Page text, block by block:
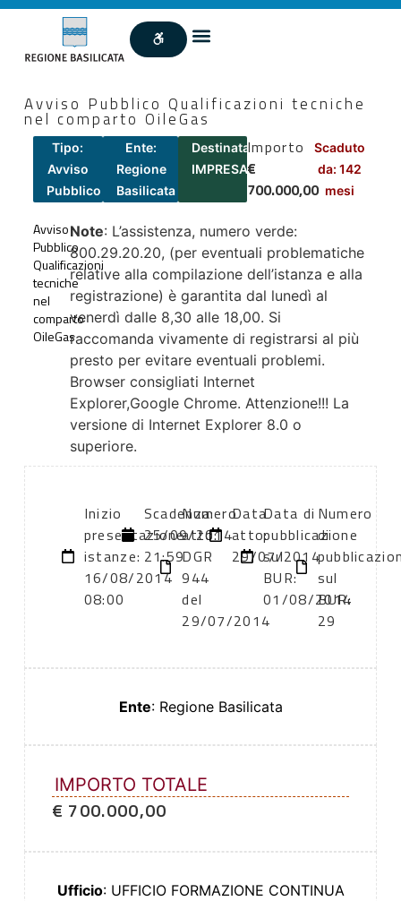
Avviso Pubblico Qualificazioni tecniche
nel comparto OileGas
Tipo:
Avviso
Pubblico
Ente:
Regione
Basilicata
Destinatari:
IMPRESA
Importo
€
700.000,00
Scaduto
da: 142
mesi
Avviso
Pubblico
Qualificazioni
tecniche
nel
comparto
OileGas
Note: L’assistenza, numero verde:
800.29.20.20, (per eventuali problematiche
relative alla compilazione dell’istanza e alla
registrazione) è garantita dal lunedì al
venerdì dalle 8,30 alle 18,00. Si
raccomanda vivamente di registrarsi al più
presto per evitare eventuali problemi.
Browser consigliati Internet
Explorer,Google Chrome. Attenzione!!! La
versione di Internet Explorer 8.0 o
superiore.
Inizio
presentazione
istanze:
16/08/2014
08:00
Scadenza:
25/09/2014
21:59
Numero
atto:
DGR
944
del
29/07/2014
Data
atto:
29/07/2014
Data di
pubblicazione
sul
BUR:
01/08/2014
Numero
di
sul
BUR:
29
Ente: Regione Basilicata
IMPORTO TOTALE
€ 700.000,00
Ufficio: UFFICIO FORMAZIONE CONTINUA